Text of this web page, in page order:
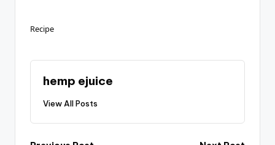
Recipe
hemp ejuice
View All Posts